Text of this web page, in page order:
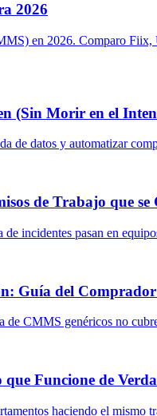
2026
en 2026. Comparo
(Sin Morir en el
de datos y automatizar
de Trabajo que se
incidentes pasan en
Guía del
CMMS genéricos no
Funcione de
haciendo el